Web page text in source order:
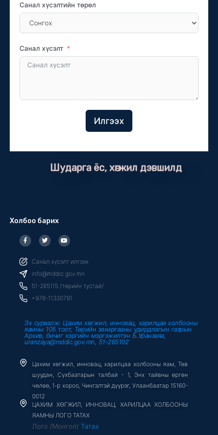
Санал хүсэлтийн төрөл
Санал хүсэлт
Илгээх
Шударга ёс, хөгжил дэвшилд
Холбоо барих
F
a
c
b
o
o
k
f
T
w
i
t
r
Y
o
u
u
e
Санал хүсэлт илгээх
info@mddic.gov.mn
51-265115 /төрийн тусгай/
+976-11330781
Эх сурвалж: Цахим хөгжил, инновац, харилцаа холбооны
яамны 105 тоот, Төрийн захиргааны удирдлагын газрын
Архив, бичиг хэргийн мэргэжилтэн Б.Уранзаяа,
uranzaya@mddic.gov.mn, 51-265102
Цахим хөгжил, инновац, харилцаа холбооны яам, Төв
шуудан, Сүхбаатарын талбай - 1, Энх тайвны өргөн
чөлөө, 1-р хороо, Чингэлтэй дүүрэг, Улаанбаатар 15160-
0012
ЦАХИМ ХӨГЖИЛ, ИННОВАЦ, ХАРИЛЦАА ХОЛБООНЫ
ЯАМНЫ ЛОГО ТАТАХ
Лого /Монгол/ Татах